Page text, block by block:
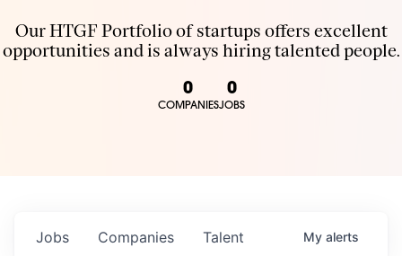
Our HTGF Portfolio of startups offers excellent
opportunities and is always hiring talented people.
0
COMPANIES
0
JOBS
Jobs Companies Talent My alerts